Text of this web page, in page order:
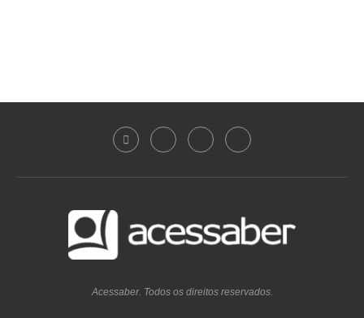
Acessaber. Todos os direitos reservados.